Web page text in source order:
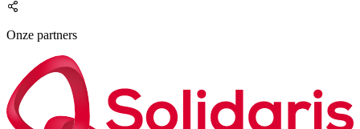
Onze partners